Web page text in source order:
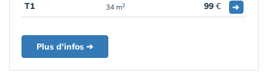
T1 34 m2 99 € ➔
Plus d'infos ➔